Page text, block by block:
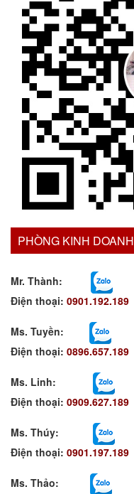
PHÒNG KINH DOANH
Mr. Thành:
Điện thoại: 0901.192.189
Ms. Tuyền:
Điện thoại: 0896.657.189
Ms. Linh:
Điện thoại: 0909.627.189
Ms. Thúy:
Điện thoại: 0901.197.189
Ms. Thảo: